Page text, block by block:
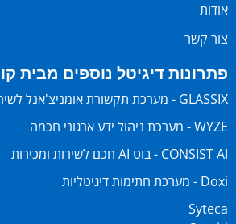
אודות
צור קשר
פתרונות דיגיטל נוספים מבית
GLASSIX - מערכת תקשורת אומניצ'אנל לשירות ומכירות
WYZE - מערכת ניהול ידע ארגוני חכמה
CONSIST AI - בוט AI חכם לשירות ומכירות
Doxi - מערכת חתימות דיגיטליות
Syteca